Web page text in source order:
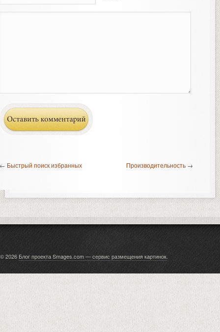
Быстрый поиск избранных Производительность →
© 2026 Блог проекта Smages.com — сервис размещения картинок.